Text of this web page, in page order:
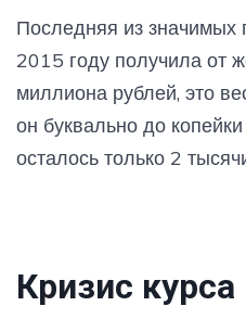
Последняя из
2015 году получила от
миллиона рублей, это
он буквально до
осталось только 2
Кризис курса